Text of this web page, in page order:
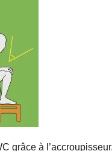
grâce à